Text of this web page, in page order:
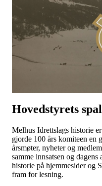
Hovedstyrets
Melhus Idrettslags historie
gjorde 100 års komiteen en
årsmøter, nyheter og
samme innsatsen og
historie på hjemmesider og
fram for lesning.